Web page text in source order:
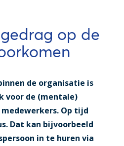
op de
de organisatie is
voor de (mentale)
Op tijd
Dat kan bijvoorbeeld
in te huren via